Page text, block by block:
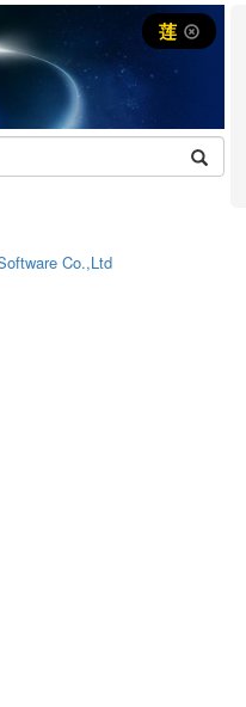
莲
Co.,Ltd